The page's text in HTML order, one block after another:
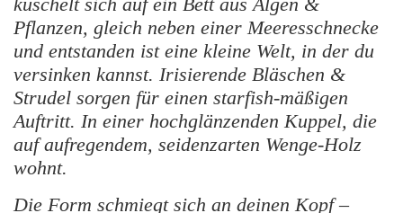
Pflanzen, gleich neben einer Meeresschnecke
und entstanden ist eine kleine Welt, in der du
versinken kannst. Irisierende Bläschen &
Strudel sorgen für einen starfish-mäßigen
Auftritt. In einer hochglänzenden Kuppel, die
auf aufregendem, seidenzarten Wenge-Holz
wohnt.
Die Form schmiegt sich an deinen Kopf –